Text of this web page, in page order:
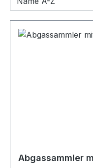
Abgassammler